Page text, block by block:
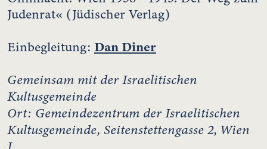
Judenrat« (Jüdischer Verlag)
Einbegleitung: Dan Diner
Gemeinsam mit der Israelitischen
Kultusgemeinde
Ort: Gemeindezentrum der Israelitischen
Kultusgemeinde, Seitenstettengasse 2, Wien